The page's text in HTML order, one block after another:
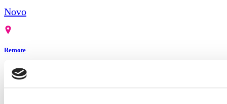
Novo
Remote
Monter centralnog grijanja (m/ž)